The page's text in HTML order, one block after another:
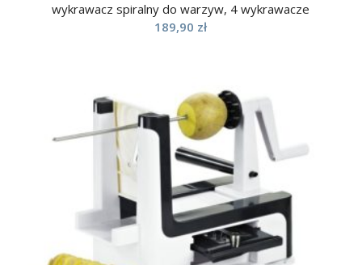
wykrawacz spiralny do warzyw, 4 wykrawacze
189,90 zł